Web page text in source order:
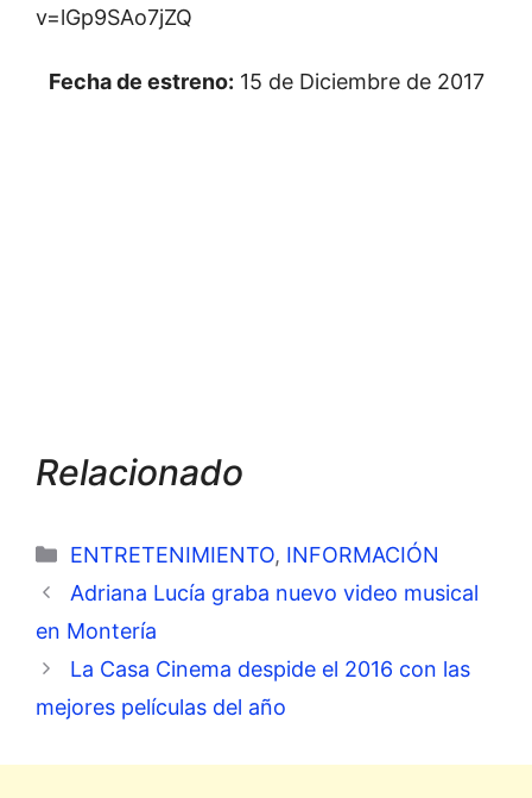
v=lGp9SAo7jZQ
Fecha de estreno: 15 de Diciembre de 2017
Relacionado
Categorías
ENTRETENIMIENTO, INFORMACIÓN
Adriana Lucía graba nuevo video musical
en Montería
La Casa Cinema despide el 2016 con las
mejores películas del año